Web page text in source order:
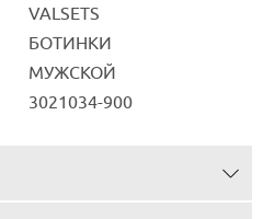
VALSETS
БОТИНКИ
МУЖСКОЙ
3021034-900